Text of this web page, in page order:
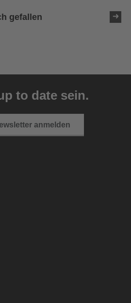
gefallen
to date sein.
anmelden